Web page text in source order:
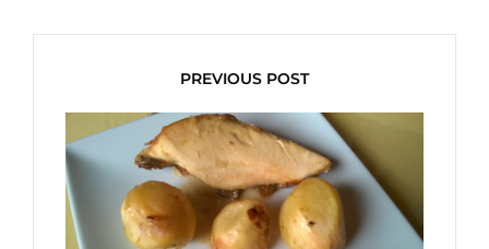
PREVIOUS POST